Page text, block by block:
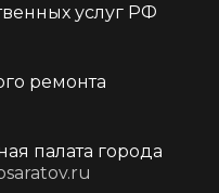
услуг РФ
ремонта
палата города